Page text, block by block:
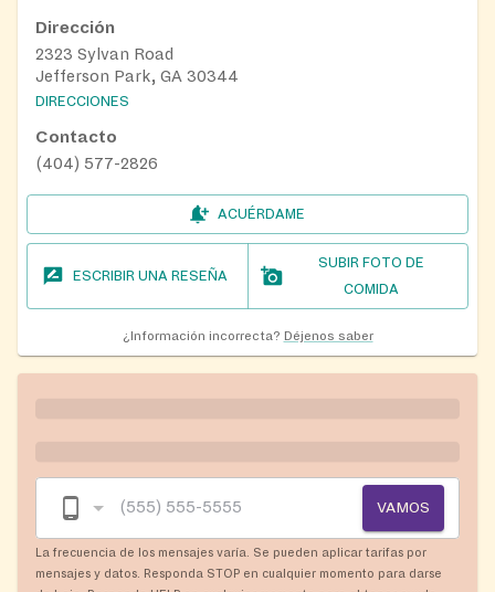
Dirección
2323 Sylvan Road
Jefferson Park, GA 30344
DIRECCIONES
Contacto
(404) 577-2826
ACUÉRDAME
ESCRIBIR UNA RESEÑA
SUBIR FOTO DE
COMIDA
¿Información incorrecta? Déjenos saber
VAMOS
La frecuencia de los mensajes varía. Se pueden aplicar tarifas por
mensajes y datos. Responda STOP en cualquier momento para darse